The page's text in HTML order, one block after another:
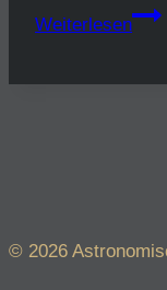
Weiterlesen
© 2026